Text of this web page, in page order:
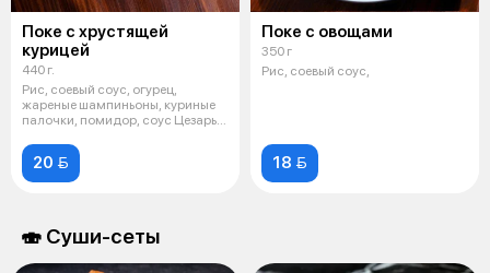
Поке с хрустящей
курицей
440 г.
Рис, соевый соус, огурец,
жареные шампиньоны, куриные
палочки, помидор, соус Цезарь,
20 
Поке с овощами
350 г
Рис, соевый соус,
18 
🍣 Суши-сеты